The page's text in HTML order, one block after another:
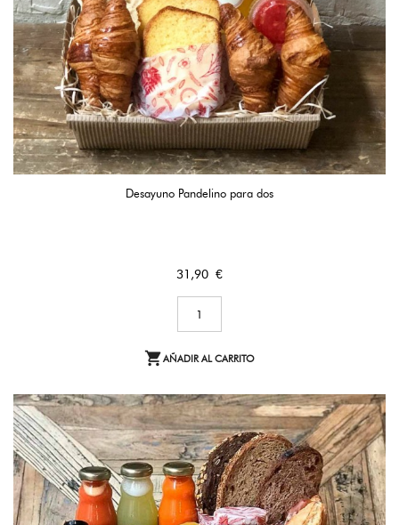
Desayuno Pandelino para dos
Precio
31,90 €
AÑADIR AL CARRITO